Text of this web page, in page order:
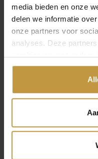
media bieden en onze
delen we informatie
onze partners voor
analyses. Deze
combineren met andere
gedeeld of die ze
Over Tommy
MEER VAN